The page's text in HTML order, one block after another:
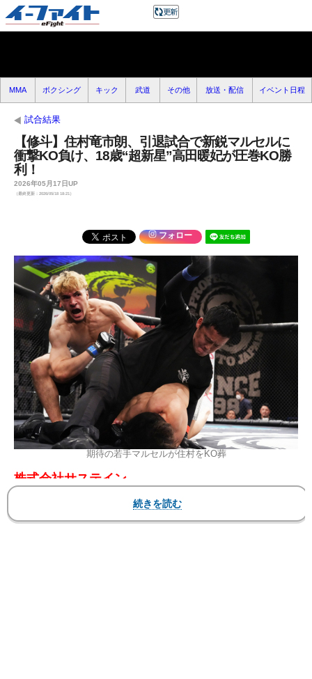
MMA ボクシング キック 武道 その他 放送・配信 イベント日程
試合結果
【修斗】住村竜市朗、引退試合で新鋭マルセルに
衝撃KO負け、18歳“超新星”高田暖妃が圧巻KO勝
利！
2026年05月17日UP
（最終更新：2026/05/18 18:21）
フォロー
期待の若手マルセルが住村をKO葬
株式会社サステイン
PROFESSIONAL SHOOTO 2026 Vol.3 【第2
2026年5月17日（日）東京・ニューピアホール